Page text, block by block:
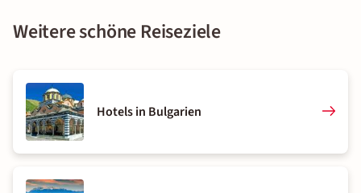
Weitere schöne Reiseziele
Hotels in Bulgarien